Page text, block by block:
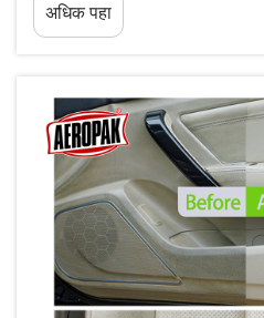
अधिक पहा